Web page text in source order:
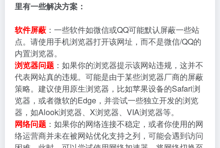
里有一些解决方案：
软件屏蔽 ：一些软件如微信或QQ可能默认屏蔽一些站
点。请使用手机浏览器打开该网址，而不是微信/QQ的
内置浏览器。
浏览器问题 ：如果你的浏览器提示该网站违规，这并不
代表网站真的违规。可能是由于某些浏览器厂商的屏蔽
策略。建议使用原生浏览器，比如苹果设备的Safari浏
览器，或者微软的Edge，并尝试一些独立开发的浏览
器，如Alook浏览器、X浏览器、VIA浏览器等。
网络问题 ：如果你的网络连接不稳定，或者你使用的网
络运营商并未在被网站优化支持之列，可能会遇到访问